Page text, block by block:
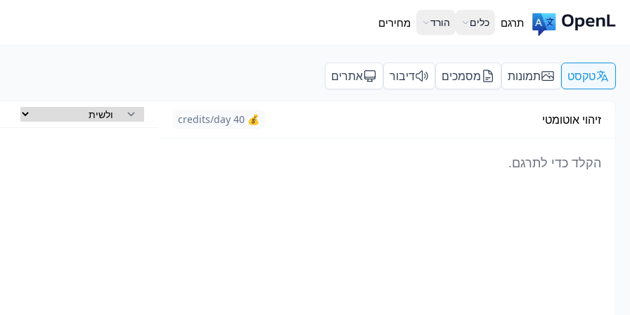
תרגם כלים הורד מחירים
טקסט תמונות מסמכים דיבור אתרים
זיהוי אוטומטי 💰 40 credits/day